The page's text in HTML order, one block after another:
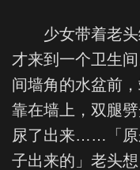
少女带着老头
才来到一个卫生
间墙角的水盆前
靠在墙上，双腿
尿了出来……「原
子出来的」老头